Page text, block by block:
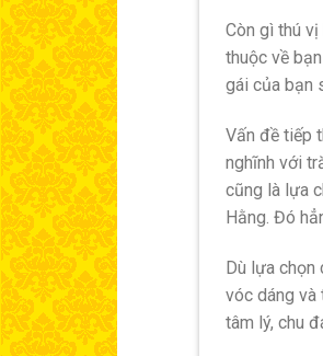
Còn gì thú
thuộc về
gái của bạn
Vấn đề tiếp
nghĩnh với
cũng là lựa
Hằng. Đó
Dù lựa chọn
vóc dáng và
tâm lý, chu